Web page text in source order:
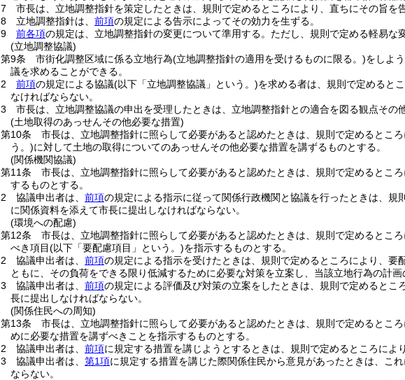
7
市長は、立地調整指針を策定したときは、規則で定めるところにより、直ちにその旨を
8
立地調整指針は、 前項の規定による告示によってその効力を生ずる。
9
前各項の規定は、立地調整指針の変更について準用する。 ただし、規則で定める軽易な
(立地調整協議)
第9条
市街化調整区域に係る立地行為(立地調整指針の適用を受けるものに限る。)をしよ
議を求めることができる。
2
前項の規定による協議(以下「立地調整協議」という。)を求める者は、規則で定めると
なければならない。
3
市長は、立地調整協議の申出を受理したときは、立地調整指針との適合を図る観点その
(土地取得のあっせんその他必要な措置)
第10条
市長は、立地調整指針に照らして必要があると認めたときは、規則で定めるとこ
う。)に対して土地の取得についてのあっせんその他必要な措置を講ずるものとする。
(関係機関協議)
第11条
市長は、立地調整指針に照らして必要があると認めたときは、規則で定めるとこ
するものとする。
2
協議申出者は、 前項の規定による指示に従って関係行政機関と協議を行ったときは、
に関係資料を添えて市長に提出しなければならない。
(環境への配慮)
第12条
市長は、立地調整指針に照らして必要があると認めたときは、規則で定めるとこ
べき項目(以下「要配慮項目」という。)を指示するものとする。
2
協議申出者は、 前項の規定による指示を受けたときは、規則で定めるところにより、
ともに、その負荷をできる限り低減するために必要な対策を立案し、当該立地行為の計画
3
協議申出者は、 前項の規定による評価及び対策の立案をしたときは、規則で定めると
長に提出しなければならない。
(関係住民への周知)
第13条
市長は、立地調整指針に照らして必要があると認めたときは、規則で定めるとこ
めに必要な措置を講ずべきことを指示するものとする。
2
協議申出者は、 前項に規定する措置を講じようとするときは、規則で定めるところによ
3
協議申出者は、 第1項に規定する措置を講じた際関係住民から意見があったときは、こ
ならない。